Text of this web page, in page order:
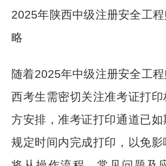
2025年陕西中级注册安全工
略
随着2025年中级注册安全工
西考生需密切关注准考证打
方安排，准考证打印通道已
规定时间内完成打印，以免